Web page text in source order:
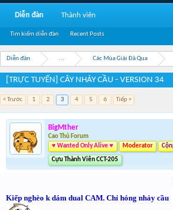
Diễn đàn ... Các Mùa Giải Đã Qua
[TRỰC TUYẾN] CÂY NHẢY CẦU - VERSION 34
< Trước 1 2 3 4 5 6 Tiếp >
BigMther
Cao Thủ Forum
♥ Wanted Only Alive ♥
Moderator
Cựu Thành Viên CCT-205
Kiếp nghèo k dám dual CAM. Chỉ hóng nhảy cầu
Diễn đàn
Tìm kiếm diễn đàn Recent Posts
Thành viên